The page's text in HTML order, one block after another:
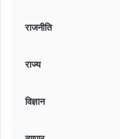
राजनीति
राज्य
विज्ञान